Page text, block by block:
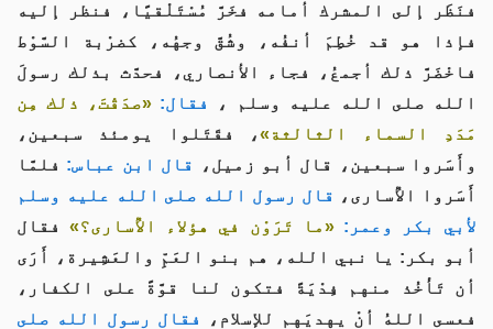
فنَظَر إلى المشرك أمامه فخَرَّ مُسْتَلْقيًا، فنظر إليه
فإذا هو قد خُطِمَ أنفُه، وشُقَّ وجهُه، كضرْبة السَّوْط
فاخْضَرَّ ذلك أجمعُ، فجاء الأنصاري، فحدَّث بذلك رسولَ
الله صلى الله عليه وسلم ،
فقال: «صدَقْتَ، ذلك مِن
مَدَدِ السماء الثالثة»، فقَتَلوا يومئذ سبعين،
وأَسَروا سبعين، قال أبو زميل،
قال ابن عباس: فلمَّا
أَسَروا الأُسارى، قال رسول الله صلى الله عليه وسلم
لأبي بكر وعمر: «ما تَرَوْن في هؤلاء الأُسارى؟»فقال
أبو بكر: يا نبي الله، هم بنو العَمِّ والعَشِيرة، أَرَى
أن تَأْخُذ منهم فِدْيَةً فتكون لنا قوَّةً على الكفار،
فعسى اللهُ أنْ يهديَهم للإسلام،
فقال رسول الله صلى